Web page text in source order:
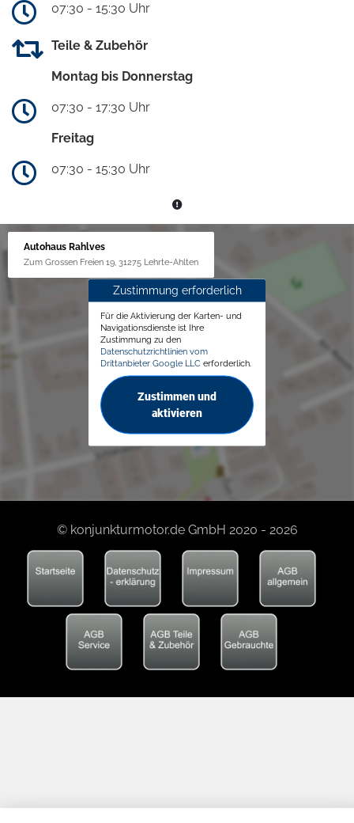
07:30 - 15:30 Uhr
Teile & Zubehör
Montag bis Donnerstag
07:30 - 17:30 Uhr
Freitag
07:30 - 15:30 Uhr
Autohaus Rahlves
Zum Grossen Freien 19, 31275 Lehrte-Ahlten
Zustimmung erforderlich
Für die Aktivierung der Karten- und
Navigationsdienste ist Ihre
Zustimmung zu den
Datenschutzrichtlinien vom
Drittanbieter Google LLC erforderlich.
Zustimmen und
aktivieren
© konjunkturmotor.de GmbH 2020 - 2026